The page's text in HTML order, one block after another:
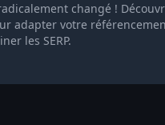
changé !
adapter votre
les SERP.